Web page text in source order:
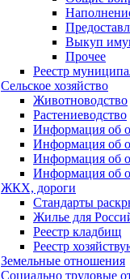
Выкуп
Прочее
Реестр
Сельское хозяйство
Животноводство
Растениеводство
Информация об
Информация об
Информация об
Информация об
ЖКХ, дороги
Стандарты
Жилье для
Реестр кладбищ
Реестр
Земельные отношения
Социально трудовые